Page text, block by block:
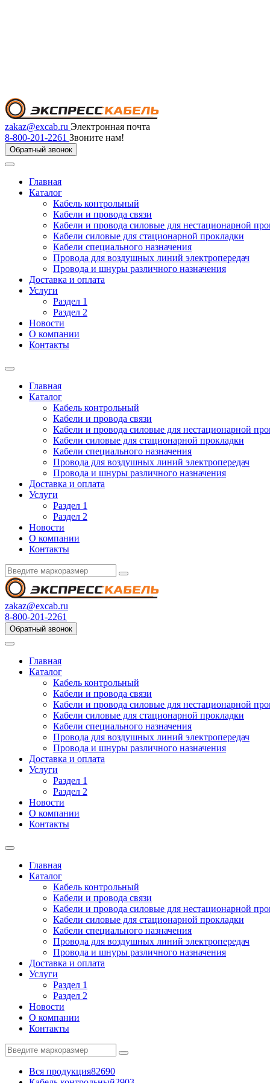
zakaz@excab.ru Электронная почта
8-800-201-2261 Звоните нам!
Обратный звонок
Главная
Каталог
Кабель контрольный
Кабели и провода связи
Кабели и провода силовые для нестационарной
Кабели силовые для стационарной прокладки
Кабели специального назначения
Провода для воздушных линий электропередач
Провода и шнуры различного назначения
Доставка и оплата
Услуги
Раздел 1
Раздел 2
Новости
О компании
Контакты
Главная
Каталог
Кабель контрольный
Кабели и провода связи
Кабели и провода силовые для нестационарной
Кабели силовые для стационарной прокладки
Кабели специального назначения
Провода для воздушных линий электропередач
Провода и шнуры различного назначения
Доставка и оплата
Услуги
Раздел 1
Раздел 2
Новости
О компании
Контакты
zakaz@excab.ru
8-800-201-2261
Обратный звонок
Главная
Каталог
Кабель контрольный
Кабели и провода связи
Кабели и провода силовые для нестационарной
Кабели силовые для стационарной прокладки
Кабели специального назначения
Провода для воздушных линий электропередач
Провода и шнуры различного назначения
Доставка и оплата
Услуги
Раздел 1
Раздел 2
Новости
О компании
Контакты
Главная
Каталог
Кабель контрольный
Кабели и провода связи
Кабели и провода силовые для нестационарной
Кабели силовые для стационарной прокладки
Кабели специального назначения
Провода для воздушных линий электропередач
Провода и шнуры различного назначения
Доставка и оплата
Услуги
Раздел 1
Раздел 2
Новости
О компании
Контакты
Вся продукция82690